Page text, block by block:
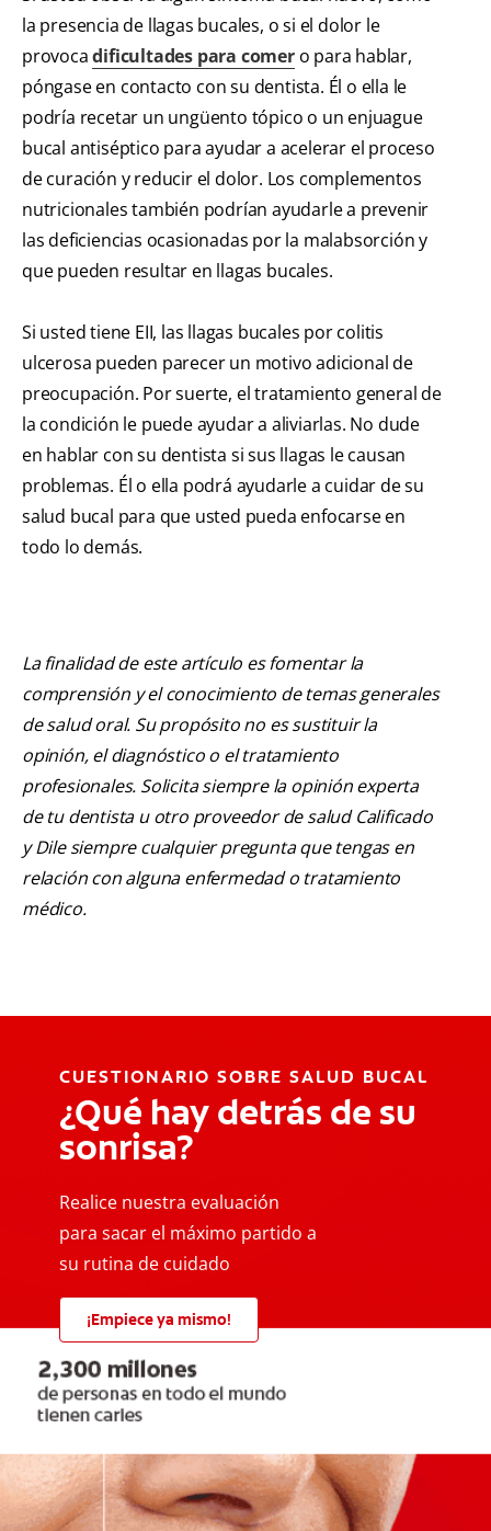
la presencia de llagas bucales, o si el dolor le
provocadificultades para comero para hablar,
póngase en contacto con su dentista. Él o ella le
podría recetar un ungüento tópico o un enjuague
bucal antiséptico para ayudar a acelerar el proceso
de curación y reducir el dolor. Los complementos
nutricionales también podrían ayudarle a prevenir
las deficiencias ocasionadas por la malabsorción y
que pueden resultar en llagas bucales.
Si usted tiene EII, las llagas bucales por colitis
ulcerosa pueden parecer un motivo adicional de
preocupación. Por suerte, el tratamiento general de
la condición le puede ayudar a aliviarlas. No dude
en hablar con su dentista si sus llagas le causan
problemas. Él o ella podrá ayudarle a cuidar de su
salud bucal para que usted pueda enfocarse en
todo lo demás.
La finalidad de este artículo es fomentar la
comprensión y el conocimiento de temas generales
de salud oral. Su propósito no es sustituir la
opinión, el diagnóstico o el tratamiento
profesionales. Solicita siempre la opinión experta
de tu dentista u otro proveedor de salud Calificado
y Dile siempre cualquier pregunta que tengas en
relación con alguna enfermedad o tratamiento
médico.
CUESTIONARIO SOBRE SALUD BUCAL
¿Qué hay detrás de su
sonrisa?
Realice nuestra evaluación
para sacar el máximo partido a
su rutina de cuidado
¡Empiece ya mismo!